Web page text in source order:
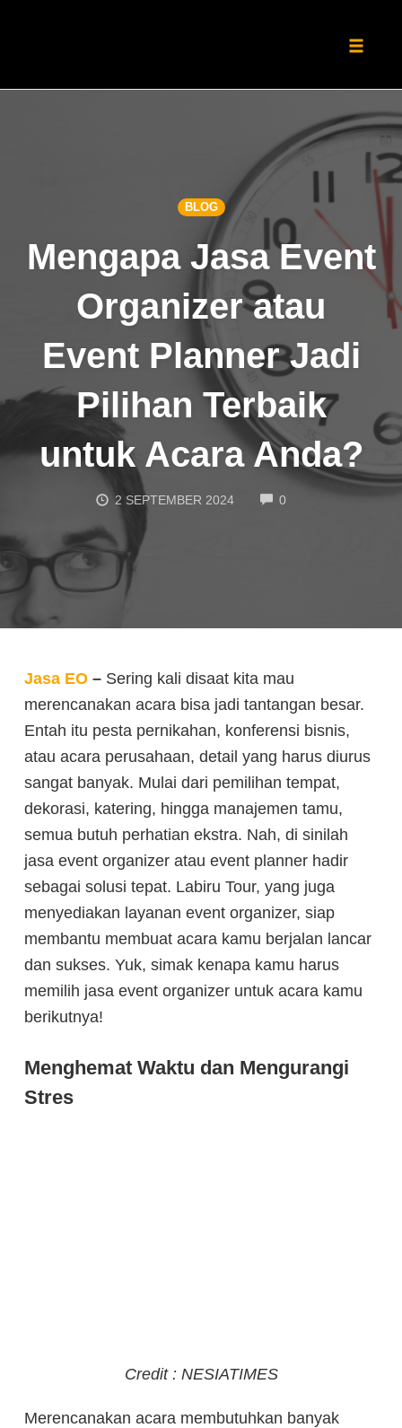
BLOG
Mengapa Jasa Event
Organizer atau
Event Planner Jadi
Pilihan Terbaik
untuk Acara Anda?
2 SEPTEMBER 2024 0COMMENTS
Jasa EO – Sering kali disaat kita mau
merencanakan acara bisa jadi tantangan besar.
Entah itu pesta pernikahan, konferensi bisnis,
atau acara perusahaan, detail yang harus diurus
sangat banyak. Mulai dari pemilihan tempat,
dekorasi, katering, hingga manajemen tamu,
semua butuh perhatian ekstra. Nah, di sinilah
jasa event organizer atau event planner hadir
sebagai solusi tepat. Labiru Tour, yang juga
menyediakan layanan event organizer, siap
membantu membuat acara kamu berjalan lancar
dan sukses. Yuk, simak kenapa kamu harus
memilih jasa event organizer untuk acara kamu
berikutnya!
Menghemat Waktu dan Mengurangi
Stres
Credit : NESIATIMES
Merencanakan acara membutuhkan banyak